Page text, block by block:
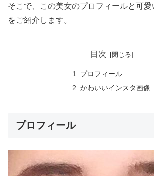
そこで、この美女のプロフィールと可
をご紹介します。
目次
プロフィール
かわいいインスタ画像
プロフィール